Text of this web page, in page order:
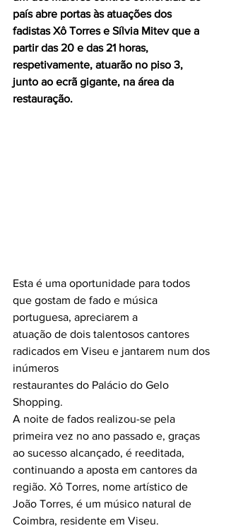
país abre portas às atuações dos
fadistas Xô Torres e Sílvia Mitev que a
partir das 20 e das 21 horas,
respetivamente, atuarão no piso 3,
junto ao ecrã gigante, na área da
restauração.
Esta é uma oportunidade para todos
que gostam de fado e música
portuguesa, apreciarem a
atuação de dois talentosos cantores
radicados em Viseu e jantarem num dos
inúmeros
restaurantes do Palácio do Gelo
Shopping.
A noite de fados realizou-se pela
primeira vez no ano passado e, graças
ao sucesso alcançado, é reeditada,
continuando a aposta em cantores da
região. Xô Torres, nome artístico de
João Torres, é um músico natural de
Coimbra, residente em Viseu.